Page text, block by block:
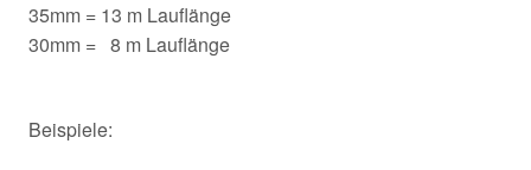
35mm = 13 m Lauflänge
30mm = 8 m Lauflänge
Beispiele: